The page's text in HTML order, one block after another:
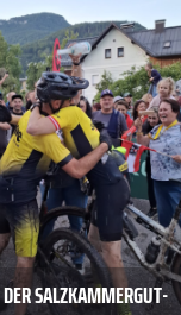
SALZKAMMERGUT-T